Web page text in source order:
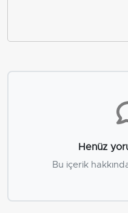
Henüz
Bu içerik